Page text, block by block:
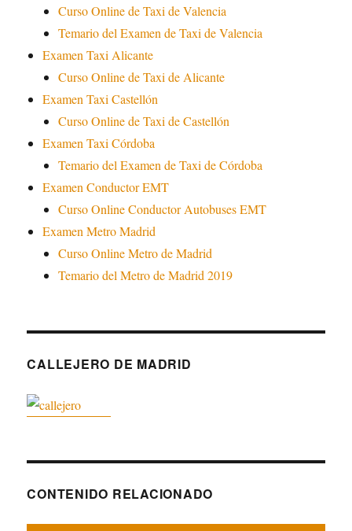
Curso Online de Taxi de Valencia
Temario del Examen de Taxi de Valencia
Examen Taxi Alicante
Curso Online de Taxi de Alicante
Examen Taxi Castellón
Curso Online de Taxi de Castellón
Examen Taxi Córdoba
Temario del Examen de Taxi de Córdoba
Examen Conductor EMT
Curso Online Conductor Autobuses EMT
Examen Metro Madrid
Curso Online Metro de Madrid
Temario del Metro de Madrid 2019
CALLEJERO DE MADRID
CONTENIDO RELACIONADO